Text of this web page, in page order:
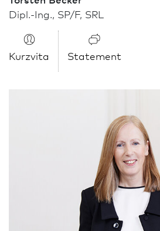
Dipl.-Ing., SP/F, SRL
Kurzvita Statement